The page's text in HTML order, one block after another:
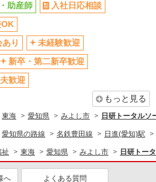
助産師
入社日応相談
り
未経験歓迎
新卒・第二新卒歓迎
歓迎
もっと見る
東海 愛知県 みよし市 日研トータル
愛知県の路線 名鉄豊田線 日進(愛知)駅
祉 東海 愛知県 みよし市 日研トー
へ よくある質問